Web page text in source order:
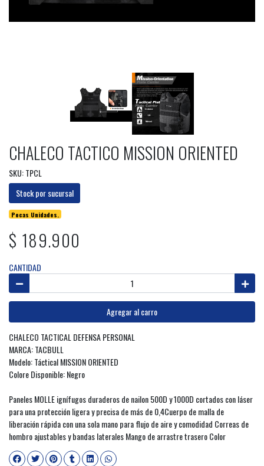
CHALECO TACTICO MISSION ORIENTED
SKU: TPCL
Stock por sucursal
Pocas Unidades.
$ 189.900
CANTIDAD
Agregar al carro
CHALECO TACTICAL DEFENSA PERSONAL
MARCA: TACBULL
Modelo: Táctical MISSION ORIENTED
Colore Disponible: Negro
Paneles MOLLE ignífugos duraderos de nailon 500D y 1000D cortados con láser
para una protección ligera y precisa de más de 0,4Cuerpo de malla de
liberación rápida con una sola mano para flujo de aire y comodidad Correas de
hombro ajustables y bandas laterales Mango de arrastre trasero Color